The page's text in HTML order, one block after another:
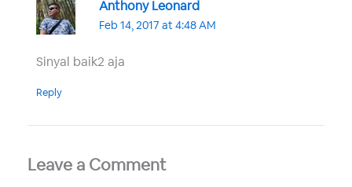
Anthony Leonard
Feb 14, 2017 at 4:48 AM
Sinyal baik2 aja
Reply
Leave a Comment